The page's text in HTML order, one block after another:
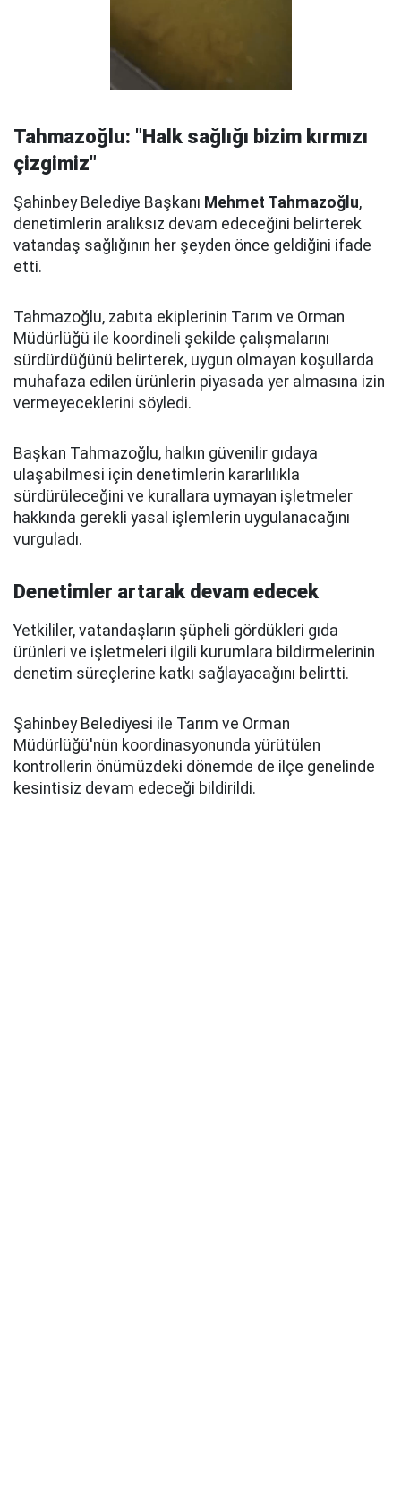
Tahmazoğlu: "Halk sağlığı bizim kırmızı
çizgimiz"
Şahinbey Belediye Başkanı Mehmet Tahmazoğlu,
denetimlerin aralıksız devam edeceğini belirterek
vatandaş sağlığının her şeyden önce geldiğini ifade
etti.
Tahmazoğlu, zabıta ekiplerinin Tarım ve Orman
Müdürlüğü ile koordineli şekilde çalışmalarını
sürdürdüğünü belirterek, uygun olmayan koşullarda
muhafaza edilen ürünlerin piyasada yer almasına izin
vermeyeceklerini söyledi.
Başkan Tahmazoğlu, halkın güvenilir gıdaya
ulaşabilmesi için denetimlerin kararlılıkla
sürdürüleceğini ve kurallara uymayan işletmeler
hakkında gerekli yasal işlemlerin uygulanacağını
vurguladı.
Denetimler artarak devam edecek
Yetkililer, vatandaşların şüpheli gördükleri gıda
ürünleri ve işletmeleri ilgili kurumlara bildirmelerinin
denetim süreçlerine katkı sağlayacağını belirtti.
Şahinbey Belediyesi ile Tarım ve Orman
Müdürlüğü'nün koordinasyonunda yürütülen
kontrollerin önümüzdeki dönemde de ilçe genelinde
kesintisiz devam edeceği bildirildi.